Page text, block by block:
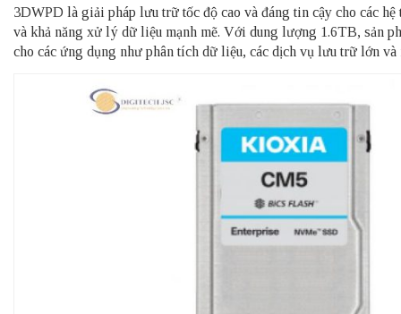
3DWPD là giải pháp lưu trữ tốc độ cao và đáng tin cậy cho các
và khả năng xử lý dữ liệu mạnh mẽ. Với dung lượng 1.6TB, sản
cho các ứng dụng như phân tích dữ liệu, các dịch vụ lưu trữ lớn và